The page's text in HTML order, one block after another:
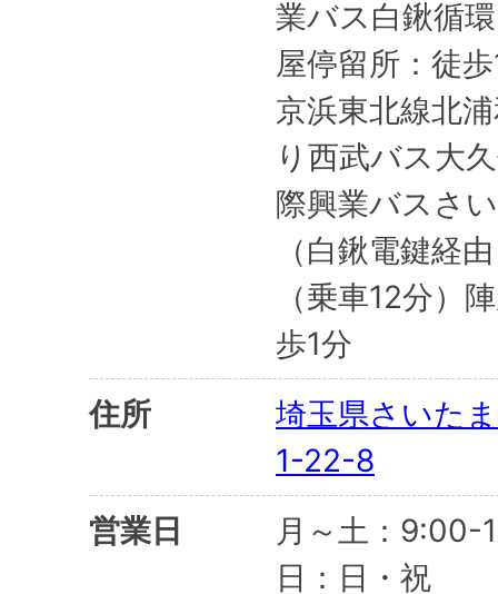
業バス白鍬循
屋停留所：徒
京浜東北線北
り西武バス大
際興業バスさ
（白鍬電鍵経
（乗車12分）
歩1分
住所
埼玉県さいた
1-22-8
営業日
月～土：
日：日・祝